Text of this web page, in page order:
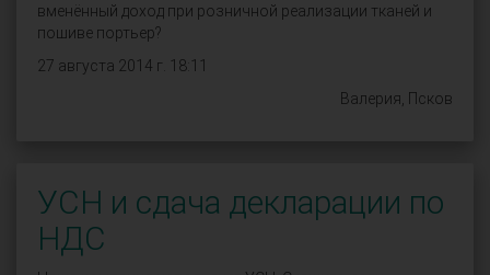
вменённый доход при розничной реализации тканей и
пошиве портьер?
27 августа 2014 г. 18:11
Валерия, Псков
УСН и сдача декларации по
НДС